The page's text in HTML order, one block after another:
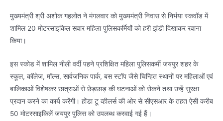
मुख्यमंत्री श्री अशोक गहलोत ने मंगलवार को मुख्यमंत्री निवास से निर्भया स्कवॉड में
शामिल 20 मोटरसाइकिल सवार महिला पुलिसकर्मियों को हरी झंडी दिखाकर रवाना
किया।
इस स्कोड में शामिल नीली वर्दी पहने प्रशिक्षित महिला पुलिसकर्मी जयपुर शहर के
स्कूल, कॉलेज, मॉल्स, सार्वजनिक पार्क, बस स्टॉप जैसे चिन्हित स्थानों पर महिलाओं एवं
बालिकाओं विशेषकर छात्राओं से छेड़छाड़ की घटनाओं को रोकने तथा उन्हें सुरक्षा
प्रदान करने का कार्य करेंगी। होंडा टू व्हीलर्स की ओर से सीएसआर के तहत ऐसी करीब
50 मोटरसाइकिलें जयपुर पुलिस को उपलब्ध करवाई गई हैं।